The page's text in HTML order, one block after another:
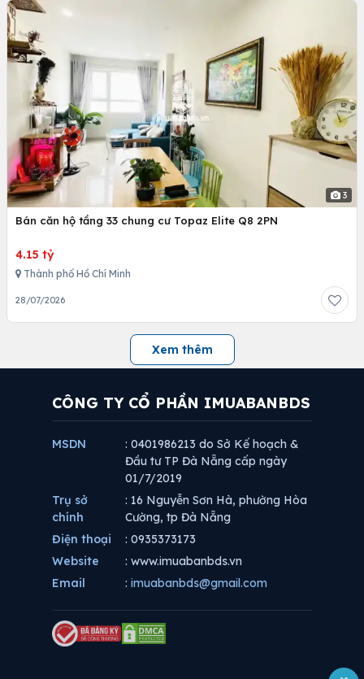
3
Bán căn hộ tầng 33 chung cư Topaz Elite Q8 2PN
4.15 tỷ
Thành phố Hồ Chí Minh
28/07/2026
Xem thêm
CÔNG TY CỔ PHẦN IMUABANBDS
MSDN
: 0401986213 do Sở Kế hoạch &
Đầu tư TP Đà Nẵng cấp ngày
01/7/2019
Trụ sở
chính
: 16 Nguyễn Sơn Hà, phường Hòa
Cường, tp Đà Nẵng
Điện thoại
: 0935373173
Website
: www.imuabanbds.vn
Email
: imuabanbds@gmail.com